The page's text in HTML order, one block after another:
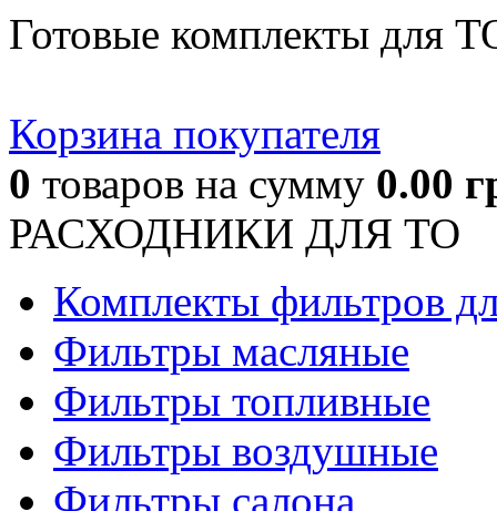
Готовые комплекты для
Корзина покупателя
0 товаров на сумму 0.00
РАСХОДНИКИ ДЛЯ ТО
Комплекты фильтров
Фильтры масляные
Фильтры топливные
Фильтры воздушные
Фильтры салона